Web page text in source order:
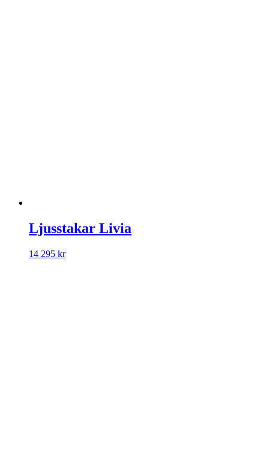
Ljusstakar Livia
14 295 kr